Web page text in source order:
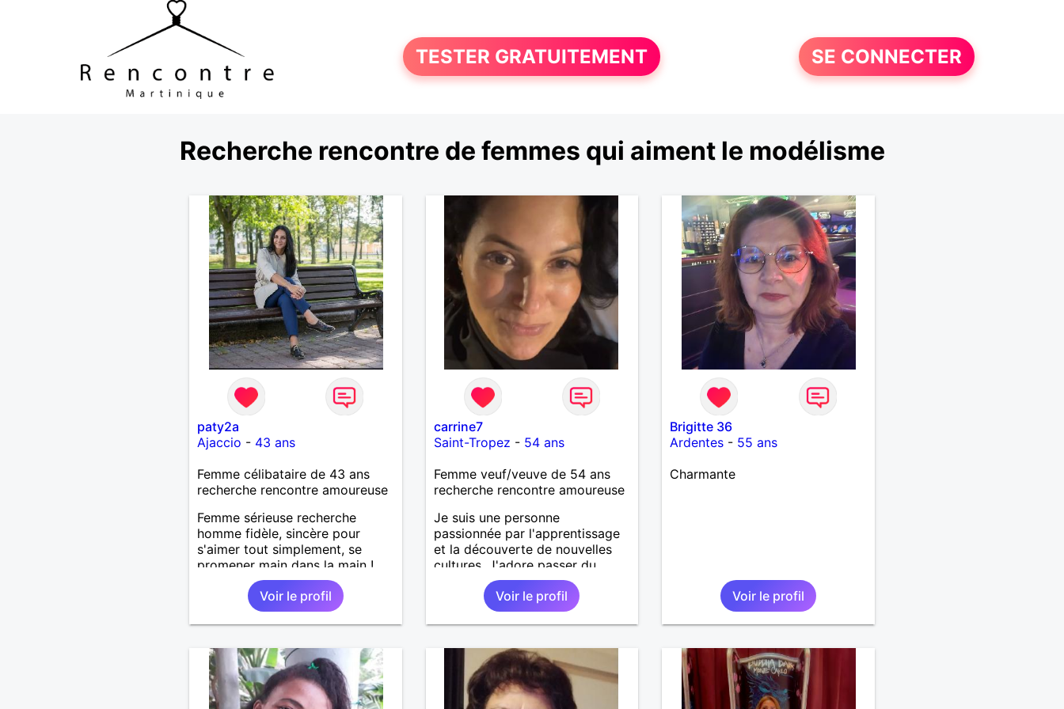
TESTER GRATUITEMENT SE CONNECTER
Recherche rencontre de femmes qui aiment le modélisme
paty2a
Ajaccio - 43 ans
Femme célibataire de 43 ans
recherche rencontre amoureuse
Femme sérieuse recherche
homme fidèle, sincère pour
s'aimer tout simplement, se
promener main dans la main !
Voir le profil
carrine7
Saint-Tropez - 54 ans
Femme veuf/veuve de 54 ans
recherche rencontre amoureuse
Je suis une personne
passionnée par l'apprentissage
et la découverte de nouvelles
cultures. J'adore passer du
temps à lire et à explorer des
idées différentes. Une chose
que les autres doivent savoir sur
moi, c'est que j'apprécie
authentiques et les
conversations profondes. De
plus, je suis toujours prêt à aider
Voir le profil
Brigitte 36
Ardentes - 55 ans
Charmante
Voir le profil